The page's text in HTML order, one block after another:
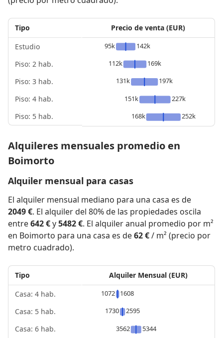
Tipo
Estudio
Piso: 2 hab.
Piso: 3 hab.
Piso: 4 hab.
Piso: 5 hab.
Precio de venta (EUR)
95k
142k
112k
169k
131k
197k
151k
227k
168k
252k
Alquileres mensuales promedio en
Boimorto
Alquiler mensual para casas
El alquiler mensual mediano para una casa es de
2049 €. El alquiler del 80% de las propiedades oscila
entre642 €y5482 €. El alquiler anual promedio por m²
en Boimorto para una casa es de62 €/ m² (precio por
metro cuadrado).
Tipo
Casa: 4 hab.
Casa: 5 hab.
Casa: 6 hab.
Alquiler Mensual (EUR)
1072
1608
1730
2595
3562
5344